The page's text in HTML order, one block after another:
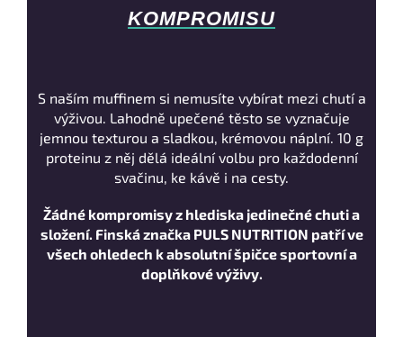
KOMPROMISU
S naším muffinem si nemusíte vybírat mezi chutí a
výživou. Lahodně upečené těsto se vyznačuje
jemnou texturou a sladkou, krémovou náplní. 10 g
proteinu z něj dělá ideální volbu pro každodenní
svačinu, ke kávě i na cesty.
Žádné kompromisy z hlediska jedinečné chuti a
složení. Finská značka PULS NUTRITION patří ve
všech ohledech k absolutní špičce sportovní a
doplňkové výživy.